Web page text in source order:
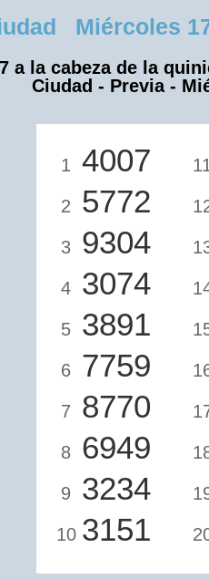
Miércoles
a la cabeza de la
Ciudad - Previa -
1 4007
2 5772
3 9304
4 3074
5 3891
6 7759
7 8770
8 6949
9 3234
10 3151